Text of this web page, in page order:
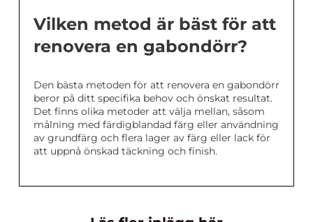
Vilken metod är bäst för att
renovera en gabondörr?
Den bästa metoden för att renovera en gabondörr
beror på ditt specifika behov och önskat resultat.
Det finns olika metoder att välja mellan, såsom
målning med färdigblandad färg eller användning
av grundfärg och flera lager av färg eller lack för
att uppnå önskad täckning och finish.